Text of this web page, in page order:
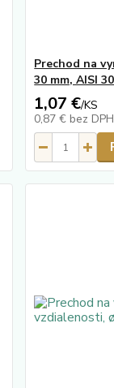
Prechod na
30 mm, AISI
1,07 €/KS
0,87 € bez DPH